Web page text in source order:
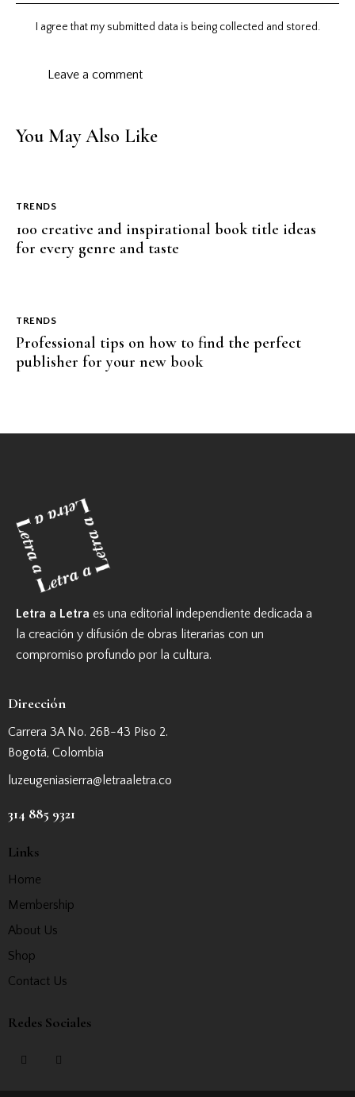
I agree that my submitted data is being collected and stored.
You May Also Like
TRENDS
100 creative and inspirational book title ideas
for every genre and taste
TRENDS
Professional tips on how to find the perfect
publisher for your new book
Letra a Letra es una editorial independiente dedicada a
la creación y difusión de obras literarias con un
compromiso profundo por la cultura.
Dirección
Carrera 3A No. 26B-43 Piso 2.
Bogotá, Colombia
luzeugeniasierra@letraaletra.co
314 885 9321
Links
Home
Membership
About Us
Shop
Contact Us
Redes Sociales